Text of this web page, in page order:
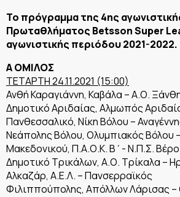
Το πρόγραμμα της 4ης
Πρωταθλήματος Betsson Super
αγωνιστικής περιόδου 2021-2022.
Α ΟΜΙΛΟΣ
ΤΕΤΑΡΤΗ 24.11.2021 (15:00)
Ανθή Καραγιάννη, Καβάλα – Α.Ο.
Δημοτικό Αριδαίας, Αλμωπός
Πανθεσσαλικό, Νίκη Βόλου –
Νεάπολης Βόλου, Ολυμπιακός Βόλου
Μακεδονικού, Π.Α.Ο.Κ. Β΄- Ν.Π.Σ.
Δημοτικό Τρικάλων, Α.Ο. Τρίκαλα –
Αλκαζάρ, Α.Ε.Λ. – Πανσερραϊκός
Φιλιππούπολης, Απόλλων Λάρισας